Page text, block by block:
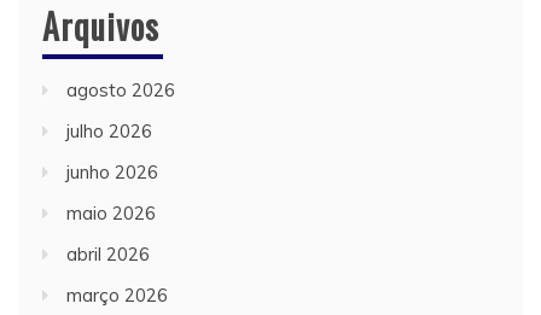
Arquivos
agosto 2026
julho 2026
junho 2026
maio 2026
abril 2026
março 2026